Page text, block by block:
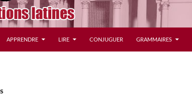
APPRENDRE LIRE CONJUGUER GRAMMAIRES